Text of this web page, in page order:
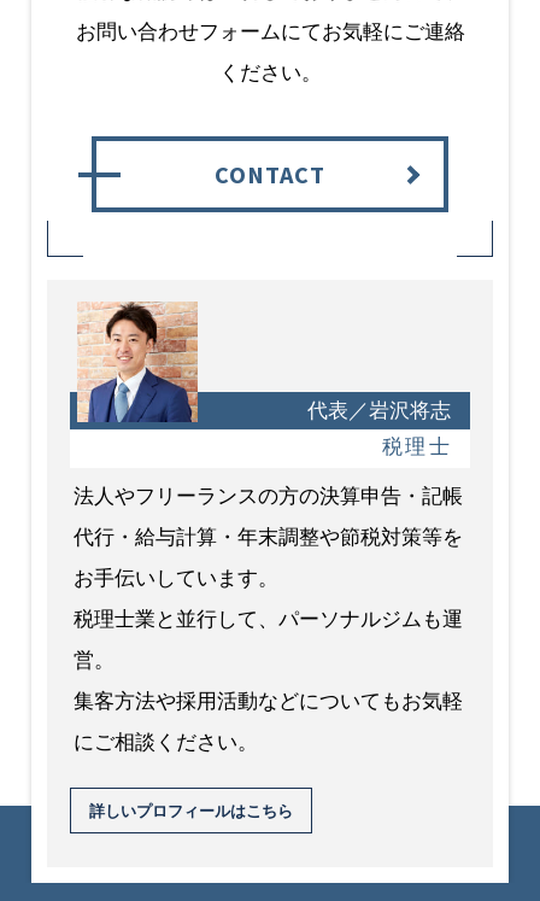
お問い合わせフォームにてお気軽にご連絡
ください。
CONTACT
代表／岩沢将志
税理士
法人やフリーランスの方の決算申告・記帳
代行・給与計算・年末調整や節税対策等を
お手伝いしています。
税理士業と並行して、パーソナルジムも運
営。
集客方法や採用活動などについてもお気軽
にご相談ください。
詳しいプロフィールはこちら